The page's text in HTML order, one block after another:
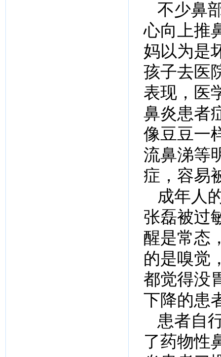
不少鼻
心向上推
妈以为是
孩子去医
表现，医
鼻炎患者
像豆豆一
流鼻涕等
症，容易
成年人
张磊被过
醒是常态
的是嗅觉
都觉得没
下降的患
患者自
了药物性